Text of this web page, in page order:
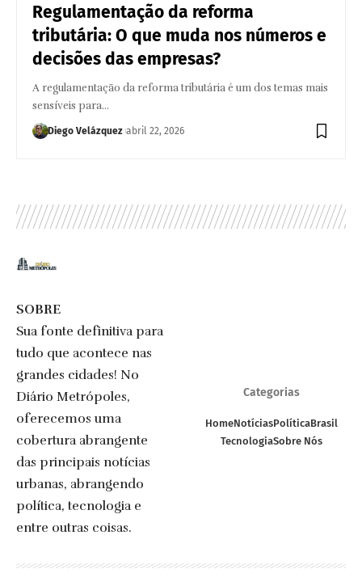
Regulamentação da reforma
tributária: O que muda nos números e
decisões das empresas?
A regulamentação da reforma tributária é um dos temas mais
sensíveis para…
Diego Velázquez abril 22, 2026
SOBRE
Sua fonte definitiva para
tudo que acontece nas
grandes cidades! No
Diário Metrópoles,
oferecemos uma
cobertura abrangente
das principais notícias
urbanas, abrangendo
política, tecnologia e
entre outras coisas.
Categorias
HomeNotíciasPolíticaBrasil
TecnologiaSobre Nós